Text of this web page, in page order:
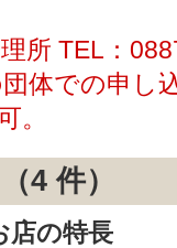
所 TEL：
体での申し
。
4 件）
店の特長